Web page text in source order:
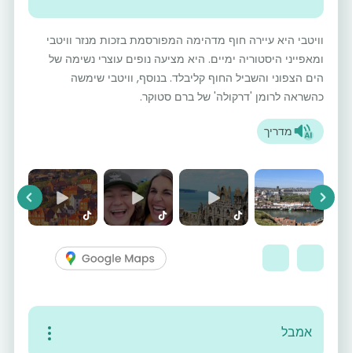
וויטבי היא עיירה חוף מדהימה המפורסמת בזכות מנזר וויטבי
ומאפייני היסטוריה ימיים. היא מציעה נופים עוצרי נשימה של
הים הצפוני והשביל החוף קליבלד. בנוסף, וויטבי שימשה
כהשראה לרומן 'דרקולה' של ברם סטוקר.
מדריך
Next
אמבל